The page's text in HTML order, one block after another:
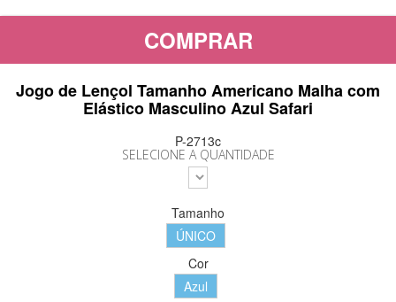
COMPRAR
Jogo de Lençol Tamanho Americano Malha com
Elástico Masculino Azul Safari
P-2713c
SELECIONE A QUANTIDADE
Tamanho
ÚNICO
Cor
Azul